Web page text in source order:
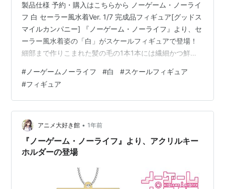
製品仕様 予約・購入はこちらから ノーゲーム・ノーライ
フ 白 セーラー風水着Ver. 1/7 完成品フィギュア[グッドス
マイルカンパニー] 『ノーゲーム・ノーライフ』より、セ
ーラー風水着姿の「白」がスケールフィギュアで登場！
細部まで作りこまれた髪の毛の1本1本には繊細かつ鮮や
実に表現。 キュートな水着をまとった健康的なボディラ
インも魅力的。 製品仕様 塗装済み完成品 【スケール】
1/7 【サイズ】全高：約235mm 【素材】プラスチック
【セット内容一覧】 フィギュア本体 、専用台座 発売
日： ２７年０１月未定 参考価格： 32,800円(税…
# ノーゲームノーライフ #白 #スケールフィギュア
#フィギュア
アニメ大好き館 • 1年前
『ノーゲーム・ノーライフ』より、アクリルキー
ホルダーの登場